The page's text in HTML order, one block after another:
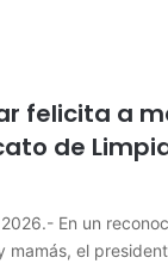
felicita a
de
En un
mamás, el